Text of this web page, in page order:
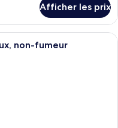
Afficher les prix
en duvet, coffre-fort, bureau
non-fumeur